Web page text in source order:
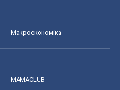
Макроекономіка
MAMACLUB